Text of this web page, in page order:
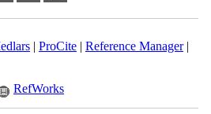
|ProCite|Reference Manager
RefWorks